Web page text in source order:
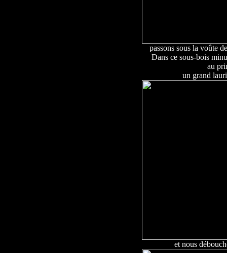
passons sous la voûte
Dans ce sous-bois
au
un grand
et nous